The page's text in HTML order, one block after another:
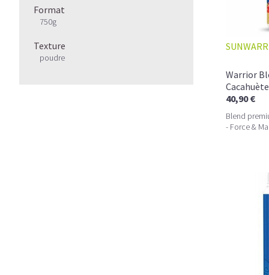
Format
750g
Texture
poudre
Warrior
40,90 €
Blend
- Force &